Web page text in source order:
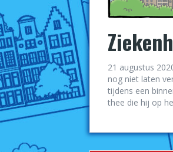
21 augustus
nog niet laten
tijdens een
thee die hij op